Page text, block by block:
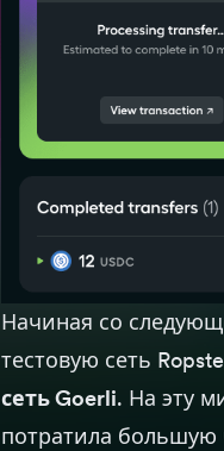
Начиная со
тестовую сеть
сеть Goerli. На эту
потратила большую